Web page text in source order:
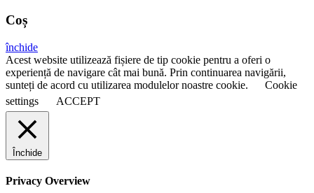
Coș
închide
Acest website utilizează fișiere de tip cookie pentru a oferi o
experiență de navigare cât mai bună. Prin continuarea navigării,
sunteți de acord cu utilizarea modulelor noastre cookie.
Cookie
settings
ACCEPT
Închide
Privacy Overview